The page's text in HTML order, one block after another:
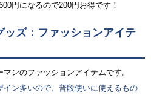
円になるので200円お得です！
ッズ：ファッションアイテ
ンのファッションアイテムです。
ン多いので、普段使いに使えるもの